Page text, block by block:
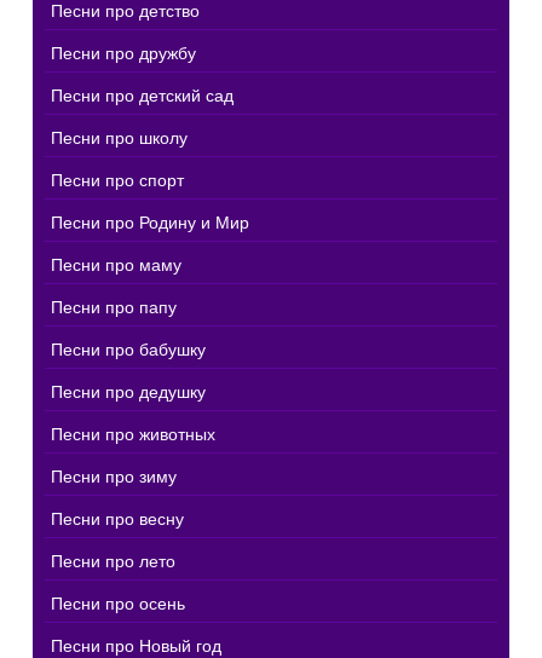
Песни про детство
Песни про дружбу
Песни про детский сад
Песни про школу
Песни про спорт
Песни про Родину и Мир
Песни про маму
Песни про папу
Песни про бабушку
Песни про дедушку
Песни про животных
Песни про зиму
Песни про весну
Песни про лето
Песни про осень
Песни про Новый год